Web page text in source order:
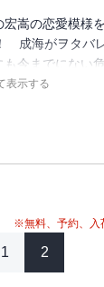
嵩の恋愛模様
成海がヲタバ
も今までにな
代の出会いの
表示する
※無料、予約、入
1 2